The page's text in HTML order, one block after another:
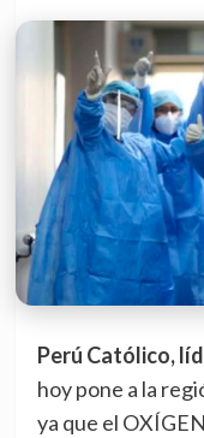
Perú Católico,
hoy pone a la
ya que el